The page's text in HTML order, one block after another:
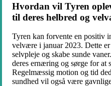
Hvordan vil Tyren
til deres helbred og
Tyren kan forvente en positiv
velvære i januar 2023. Dette
selvpleje og skabe sunde
deres ernæring og sørge for at
Regelmæssig motion og tid
sundhed vil også være